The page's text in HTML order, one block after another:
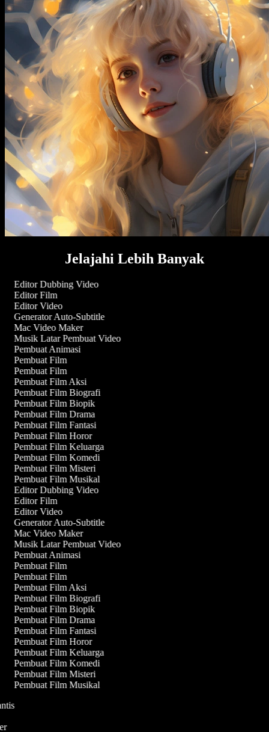
Jelajahi Lebih Banyak
Editor Dubbing Video
Editor Film
Editor Video
Generator Auto-Subtitle
Mac Video Maker
Musik Latar Pembuat Video
Pembuat Animasi
Pembuat Film
Pembuat Film
Pembuat Film Aksi
Pembuat Film Biografi
Pembuat Film Biopik
Pembuat Film Drama
Pembuat Film Fantasi
Pembuat Film Horor
Pembuat Film Keluarga
Pembuat Film Komedi
Pembuat Film Misteri
Pembuat Film Musikal
Editor Dubbing Video
Editor Film
Editor Video
Generator Auto-Subtitle
Mac Video Maker
Musik Latar Pembuat Video
Pembuat Animasi
Pembuat Film
Pembuat Film
Pembuat Film Aksi
Pembuat Film Biografi
Pembuat Film Biopik
Pembuat Film Drama
Pembuat Film Fantasi
Pembuat Film Horor
Pembuat Film Keluarga
Pembuat Film Komedi
Pembuat Film Misteri
Pembuat Film Musikal